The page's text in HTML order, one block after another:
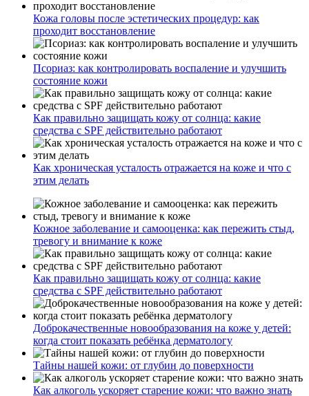
Кожа головы после эстетических процедур: как
проходит восстановление
Псориаз: как контролировать воспаление и улучшить
состояние кожи
Как правильно защищать кожу от солнца: какие
средства с SPF действительно работают
Как хроническая усталость отражается на коже и что с
этим делать
Кожное заболевание и самооценка: как пережить стыд,
тревогу и внимание к коже
Как правильно защищать кожу от солнца: какие
средства с SPF действительно работают
Доброкачественные новообразования на коже у детей:
когда стоит показать ребёнка дерматологу
Тайны нашей кожи: от глубин до поверхности
Как алкоголь ускоряет старение кожи: что важно знать